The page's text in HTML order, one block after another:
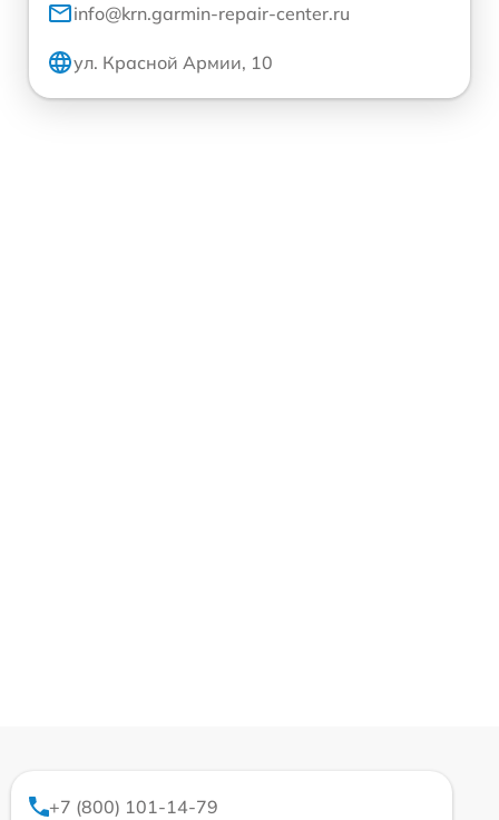
info@krn.garmin-repair-center.ru
ул. Красной Армии, 10
+7 (800) 101-14-79